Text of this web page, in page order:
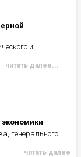
и
читать далее...
генерального
читать далее